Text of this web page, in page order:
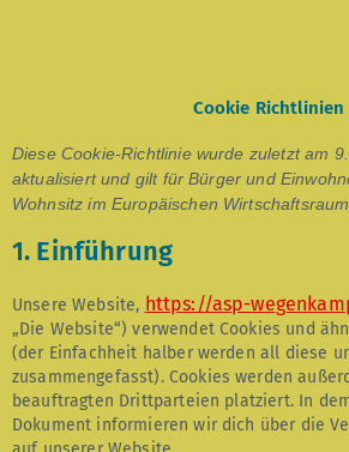
Cookie Richtlinien
Diese Cookie-Richtlinie wurde zuletzt am
aktualisiert und gilt für Bürger und
Wohnsitz im Europäischen
1. Einführung
Unsere Website, https://asp-
„Die Website“) verwendet Cookies und
(der Einfachheit halber werden all diese
zusammengefasst). Cookies werden
beauftragten Drittparteien platziert. In
Dokument informieren wir dich über die